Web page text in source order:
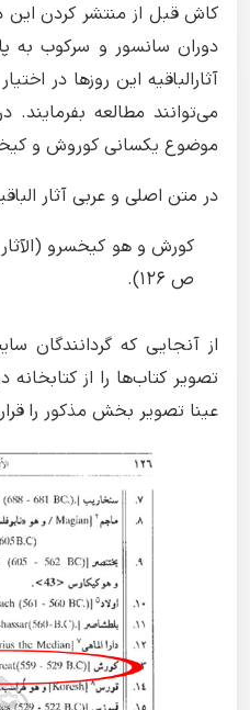
کاش قبل از منتشر کردن این
دوران سانسور و سرکوب به
آثارالباقیه این روزها در
می‌توانند مطالعه بفرمایند.
موضوع یکسانی کوروش و
در متن اصلی و عربی آثار
کورش و هو کیخسرو (الآثار
ص 126).
از آنجایی که گردانندگان
تصویر کتاب‌ها را از
عینا تصویر بخش مذکور را